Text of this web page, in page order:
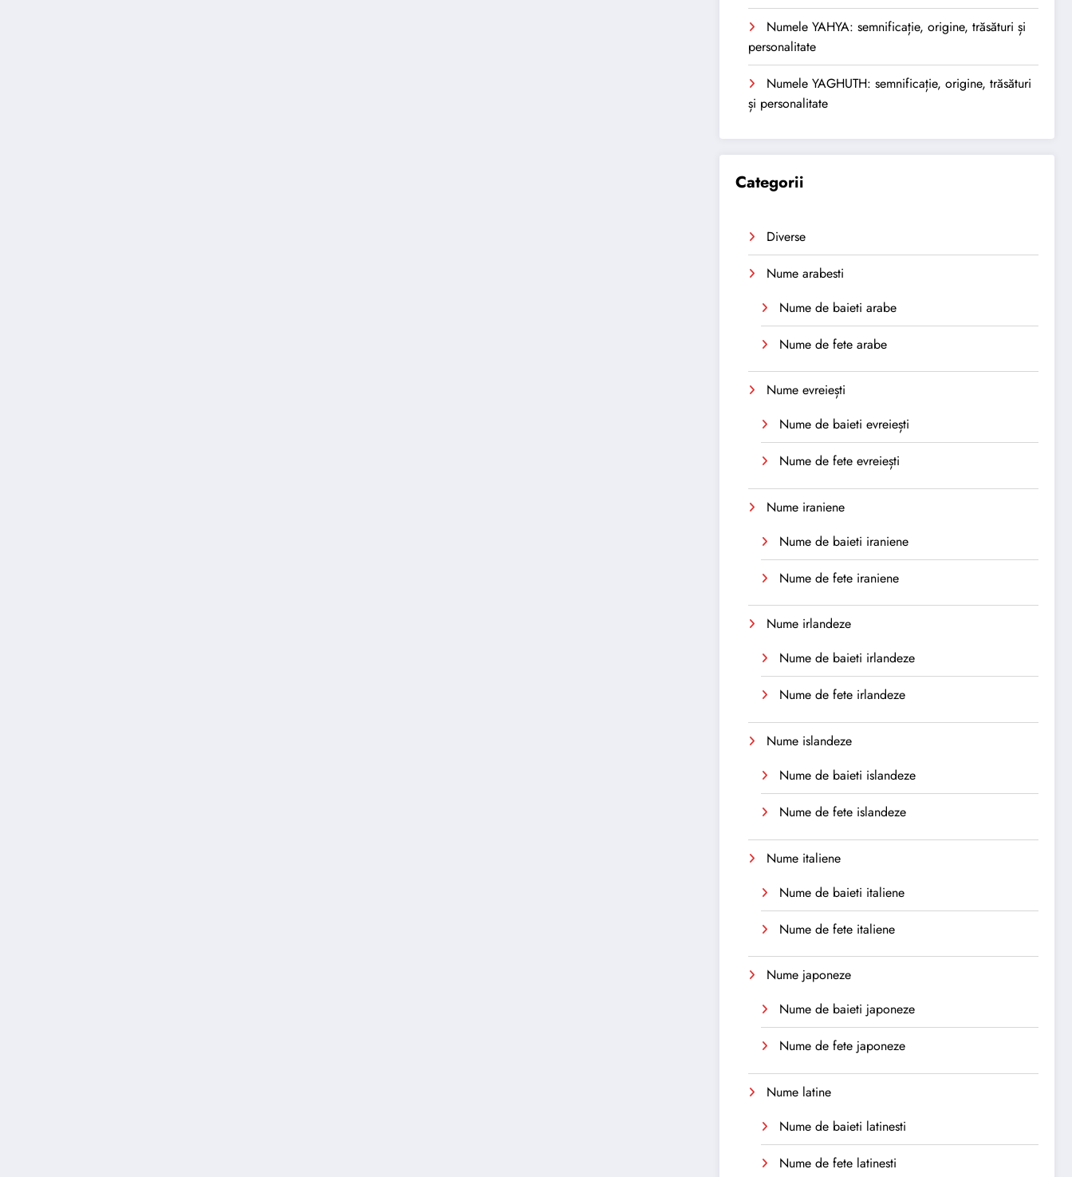
Numele YAHYA: semnificație, origine, trăsături și
personalitate
Numele YAGHUTH: semnificație, origine, trăsături
și personalitate
Categorii
Diverse
Nume arabesti
Nume de baieti arabe
Nume de fete arabe
Nume evreiești
Nume de baieti evreiești
Nume de fete evreiești
Nume iraniene
Nume de baieti iraniene
Nume de fete iraniene
Nume irlandeze
Nume de baieti irlandeze
Nume de fete irlandeze
Nume islandeze
Nume de baieti islandeze
Nume de fete islandeze
Nume italiene
Nume de baieti italiene
Nume de fete italiene
Nume japoneze
Nume de baieti japoneze
Nume de fete japoneze
Nume latine
Nume de baieti latinesti
Nume de fete latinesti